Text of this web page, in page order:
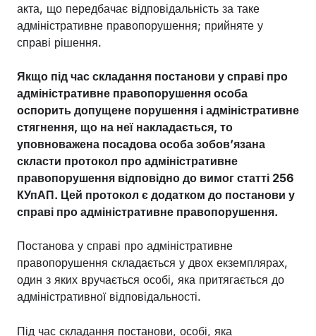
акта, що передбачає відповідальність за таке
адміністративне правопорушення; прийняте у
справі рішення.
Якщо під час складання постанови у справі про
адміністративне правопорушення особа
оспорить допущене порушення і адміністративне
стягнення, що на неї накладається, то
уповноважена посадова особа зобов’язана
скласти протокол про адміністративне
правопорушення відповідно до вимог статті 256
КУпАП. Цей протокол є додатком до постанови у
справі про адміністративне правопорушення.
Постанова у справі про адміністративне
правопорушення складається у двох екземплярах,
один з яких вручається особі, яка притягається до
адміністративної відповідальності.
Під час складання постанови, особі, яка